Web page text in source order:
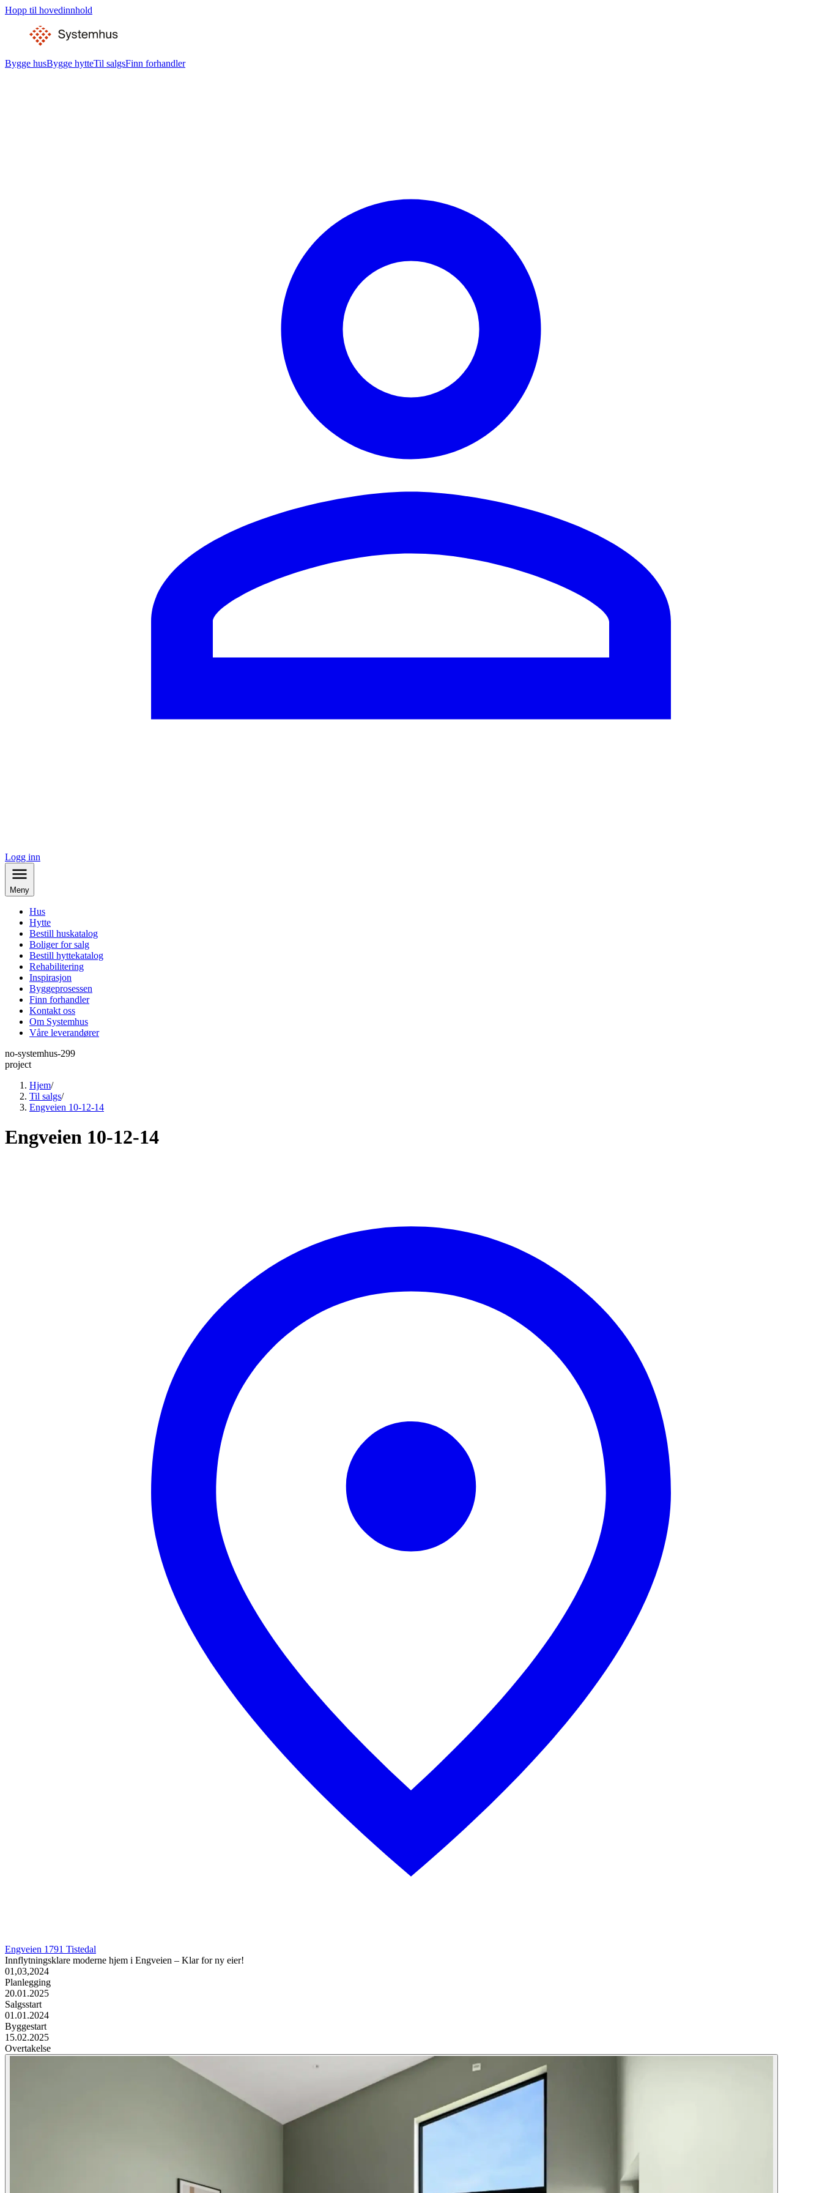
Hopp til hovedinnhold
Bygge husBygge hytteTil salgsFinn forhandler
Logg inn
Meny
Hus
Hytte
Bestill huskatalog
Boliger for salg
Bestill hyttekatalog
Rehabilitering
Inspirasjon
Byggeprosessen
Finn forhandler
Kontakt oss
Om Systemhus
Våre leverandører
no-systemhus-299
project
Hjem/
Til salgs/
Engveien 10-12-14
Engveien 10-12-14
Engveien 1791 Tistedal
Innflytningsklare moderne hjem i Engveien – Klar for ny eier!
01,03,2024
Planlegging
20.01.2025
Salgsstart
01.01.2024
Byggestart
15.02.2025
Overtakelse